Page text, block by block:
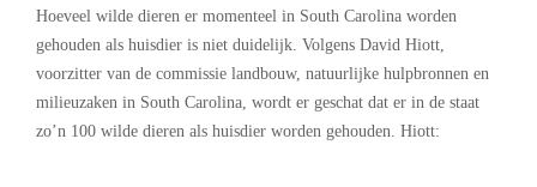
Hoeveel wilde dieren er momenteel in South Carolina worden
gehouden als huisdier is niet duidelijk. Volgens David Hiott,
voorzitter van de commissie landbouw, natuurlijke hulpbronnen en
milieuzaken in South Carolina, wordt er geschat dat er in de staat
zo’n 100 wilde dieren als huisdier worden gehouden. Hiott: